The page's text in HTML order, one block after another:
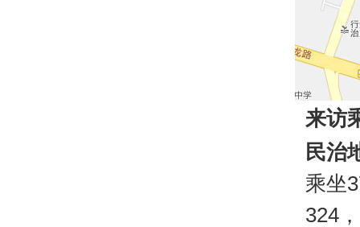
来访
民治
乘坐
324